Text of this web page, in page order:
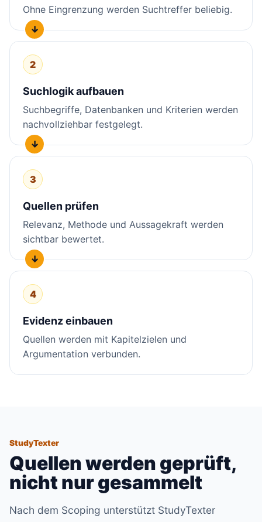
Ohne Eingrenzung werden Suchtreffer beliebig.
2
Suchlogik aufbauen
Suchbegriffe, Datenbanken und Kriterien werden
nachvollziehbar festgelegt.
3
Quellen prüfen
Relevanz, Methode und Aussagekraft werden
sichtbar bewertet.
4
Evidenz einbauen
Quellen werden mit Kapitelzielen und
Argumentation verbunden.
StudyTexter
Quellen werden geprüft,
nicht nur gesammelt
Nach dem Scoping unterstützt StudyTexter